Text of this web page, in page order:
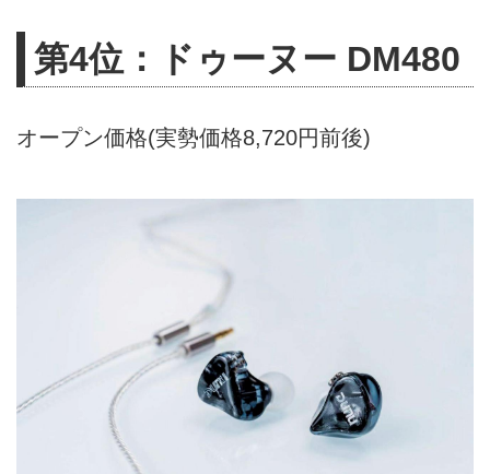
第4位：ドゥーヌー DM480
オープン価格(実勢価格8,720円前後)